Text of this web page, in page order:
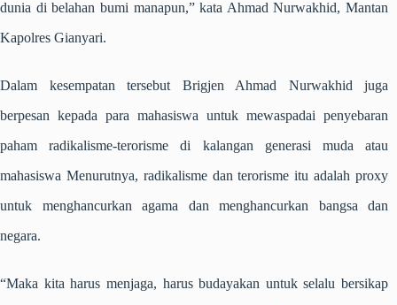
dunia di belahan bumi manapun,” kata Ahmad Nurwakhid, Mantan
Kapolres Gianyari.
Dalam kesempatan tersebut Brigjen Ahmad Nurwakhid juga
berpesan kepada para mahasiswa untuk mewaspadai penyebaran
paham radikalisme-terorisme di kalangan generasi muda atau
mahasiswa Menurutnya, radikalisme dan terorisme itu adalah proxy
untuk menghancurkan agama dan menghancurkan bangsa dan
negara.
“Maka kita harus menjaga, harus budayakan untuk selalu bersikap